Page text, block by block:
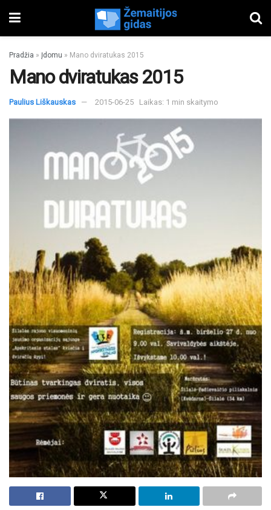
Pradžia » Įdomu » Mano dviratukas 2015
Mano dviratukas 2015
Paulius Liškauskas 2015-06-25 Laikas: 1 min skaitymo